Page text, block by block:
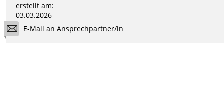
erstellt am:
03.03.2026
E-Mail an Ansprechpartner/in